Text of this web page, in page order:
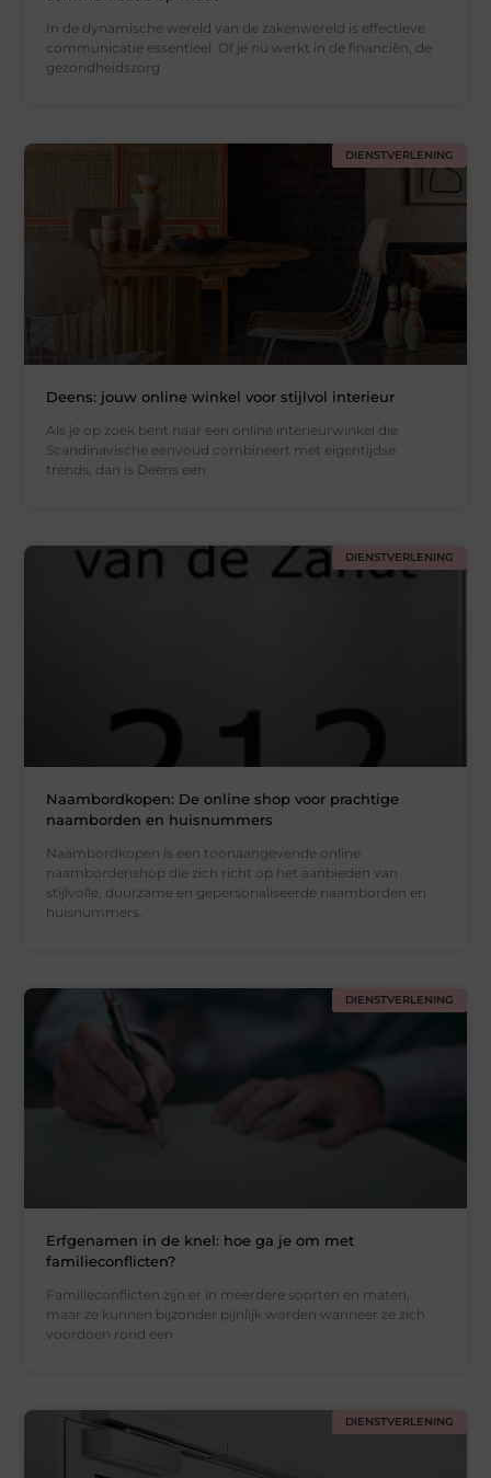
In de dynamische wereld van de zakenwereld is effectieve
communicatie essentieel. Of je nu werkt in de financiën, de
gezondheidszorg
DIENSTVERLENING
Deens: jouw online winkel voor stijlvol interieur
Als je op zoek bent naar een online interieurwinkel die
Scandinavische eenvoud combineert met eigentijdse
trends, dan is Deens een
DIENSTVERLENING
Naambordkopen: De online shop voor prachtige
naamborden en huisnummers
Naambordkopen is een toonaangevende online
naambordenshop die zich richt op het aanbieden van
stijlvolle, duurzame en gepersonaliseerde naamborden en
huisnummers.
DIENSTVERLENING
Erfgenamen in de knel: hoe ga je om met
familieconflicten?
Familieconflicten zijn er in meerdere soorten en maten,
maar ze kunnen bijzonder pijnlijk worden wanneer ze zich
voordoen rond een
DIENSTVERLENING